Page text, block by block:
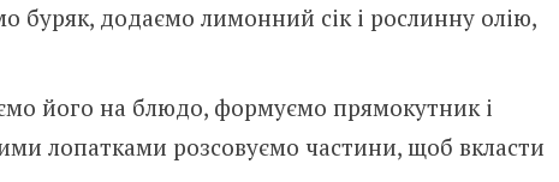
буряк, додаємо лимонний сік і рослинну олію,
його на блюдо, формуємо прямокутник і
лопатками розсовуємо частини, щоб вкласти